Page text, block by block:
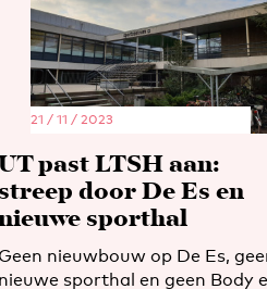
21 / 11 / 2023
past LTSH aan:
streep door De Es en
sporthal
Geen nieuwbouw op De Es,
nieuwe sporthal en geen Body